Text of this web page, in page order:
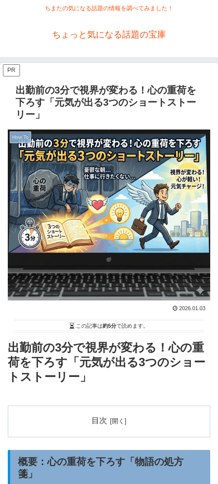
ちまたの気になる話題の情報を調べてみました！
ちょっと気になる話題の宝庫
PR
出勤前の3分で視界が変わる！心の重荷を
下ろす「元気が出る3つのショートストー
リー」
How To
2026.01.03
この記事は約5分で読めます。
出勤前の3分で視界が変わる！心の重
荷を下ろす「元気が出る3つのショー
トストーリー」
目次
概要：心の重荷を下ろす「物語の処方
箋」